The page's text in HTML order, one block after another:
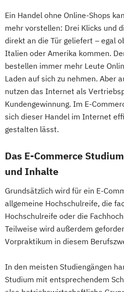
Ein Handel ohne Online-Shops
mehr vorstellen: Drei Klicks und
direkt an die Tür geliefert – egal
Italien oder Amerika kommen.
bestellen immer mehr Leute
Laden auf sich zu nehmen. Aber
nutzen das Internet als
Kundengewinnung. Im E-
sich dieser Handel im Internet
gestalten lässt.
Das E-Commerce
und Inhalte
Grundsätzlich wird für ein E-
allgemeine Hochschulreife, die
Hochschulreife oder die
Teilweise wird außerdem
Vorpraktikum in diesem
In den meisten Studiengängen
Studium mit entsprechendem